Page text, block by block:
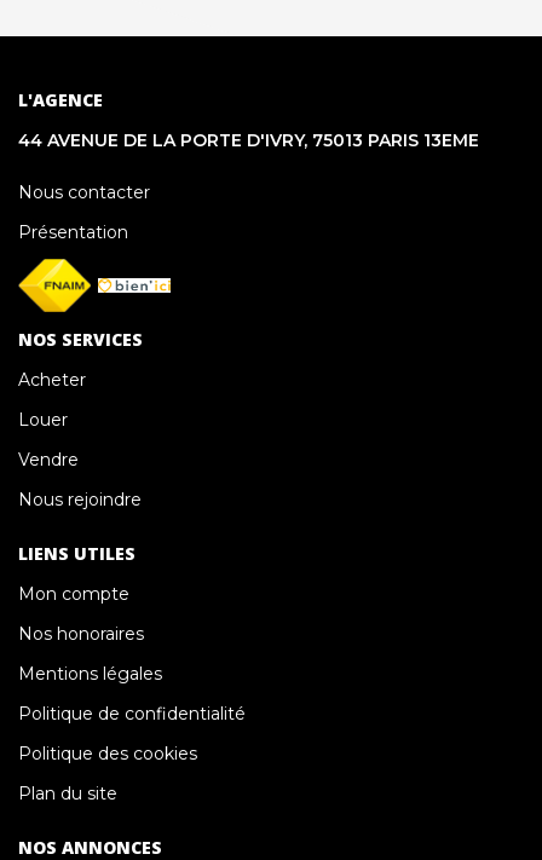
L'AGENCE
44 AVENUE DE LA PORTE D'IVRY, 75013 PARIS 13EME
Nous contacter
Présentation
NOS SERVICES
Acheter
Louer
Vendre
Nous rejoindre
LIENS UTILES
Mon compte
Nos honoraires
Mentions légales
Politique de confidentialité
Politique des cookies
Plan du site
NOS ANNONCES